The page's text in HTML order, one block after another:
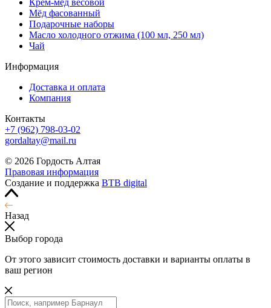
Мёд фасованный
Подарочные наборы
Масло холодного отжима (100 мл, 250 мл)
Чай
Информация
Доставка и оплата
Компания
Контакты
+7 (962) 798-03-02
gordaltay@mail.ru
© 2026 Гордость Алтая
Правовая информация
Создание и поддержка BTB digital
Назад
Выбор города
От этого зависит стоимость доставки и варианты оплаты в
ваш регион